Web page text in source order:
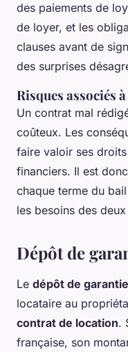
des paiements de
de loyer, et les
clauses avant de
des surprises
Risques associés
Un contrat mal
coûteux. Les
faire valoir ses
financiers. Il est
chaque terme du
les besoins des
Dépôt de
Le dépôt de garantie
locataire au
contrat de location.
française, son